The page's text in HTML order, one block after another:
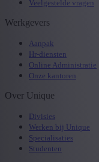
Veelgestelde vragen
Werkgevers
Aanpak
Hr-diensten
Online Administratie
Onze kantoren
Over Unique
Divisies
Werken bij Unique
Specialisaties
Studenten